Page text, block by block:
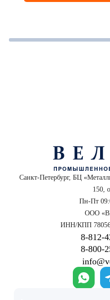
Санкт-Петербург, БЦ
150,
Пн-Пт
ООО
ИНН/КПП